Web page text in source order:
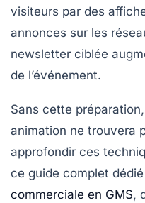
visiteurs par des
annonces sur les
newsletter ciblée
de l’événement.
Sans cette
animation ne trouvera
approfondir ces
ce guide complet
commerciale en GMS,